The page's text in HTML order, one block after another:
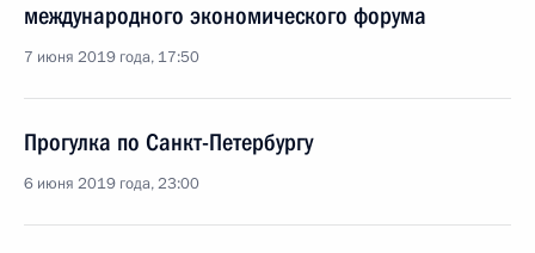
международного экономического форума
7 июня 2019 года, 17:50
Прогулка по Санкт-Петербургу
6 июня 2019 года, 23:00